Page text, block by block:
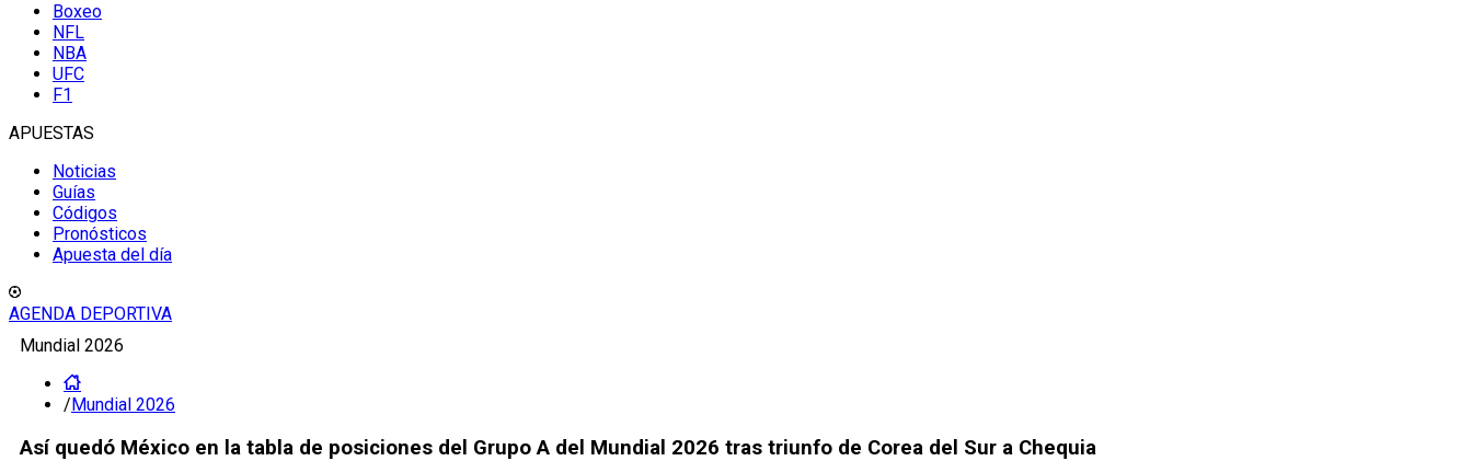
Boxeo
NFL
NBA
UFC
F1
APUESTAS
Noticias
Guías
Códigos
Pronósticos
Apuesta del día
AGENDA DEPORTIVA
Mundial 2026
/Mundial 2026
Así quedó México en la tabla de posiciones del Grupo A del Mundial 2026 tras triunfo de Corea del Sur a Chequia